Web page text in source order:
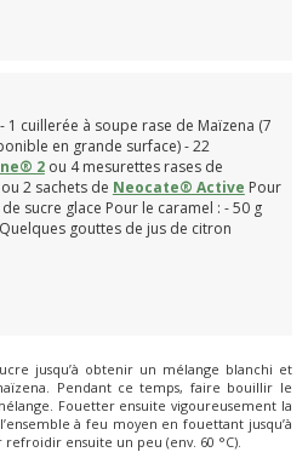
1 cuillerée à soupe rase de Maïzena (7
en grande surface) - 22
2ou 4 mesurettes rases de
ou 2 sachets de Neocate® Active Pour
sucre glace Pour le caramel : - 50 g
gouttes de jus de citron
jusqu’à obtenir un mélange blanchi et
Pendant ce temps, faire bouillir le
Fouetter ensuite vigoureusement la
à feu moyen en fouettant jusqu’à
refroidir ensuite un peu (env. 60 °C).